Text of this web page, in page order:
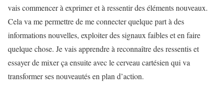
vais commencer à exprimer et à ressentir des éléments nouveaux.
Cela va me permettre de me connecter quelque part à des
informations nouvelles, exploiter des signaux faibles et en faire
quelque chose. Je vais apprendre à reconnaître des ressentis et
essayer de mixer ça ensuite avec le cerveau cartésien qui va
transformer ses nouveautés en plan d’action.